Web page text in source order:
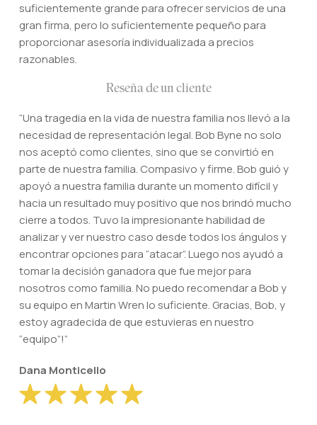
suficientemente grande para ofrecer servicios de una
gran firma, pero lo suficientemente pequeño para
proporcionar asesoría individualizada a precios
razonables.
Reseña de un cliente
“Una tragedia en la vida de nuestra familia nos llevó a la
necesidad de representación legal. Bob Byne no solo
nos aceptó como clientes, sino que se convirtió en
parte de nuestra familia. Compasivo y firme. Bob guió y
apoyó a nuestra familia durante un momento difícil y
hacia un resultado muy positivo que nos brindó mucho
cierre a todos. Tuvo la impresionante habilidad de
analizar y ver nuestro caso desde todos los ángulos y
encontrar opciones para “atacar”. Luego nos ayudó a
tomar la decisión ganadora que fue mejor para
nosotros como familia. No puedo recomendar a Bob y
su equipo en Martin Wren lo suficiente. Gracias, Bob, y
estoy agradecida de que estuvieras en nuestro
“equipo”!”
Dana Monticello